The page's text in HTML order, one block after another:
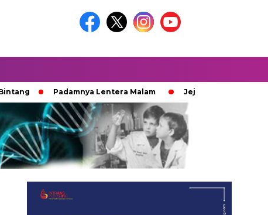
Padamnya Lentera Malam Jejak 100 Hari Pemburu Kayu